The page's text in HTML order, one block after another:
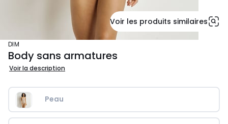
Voir les produits similaires
DIM
Body sans armatures
Voir la description
Peau